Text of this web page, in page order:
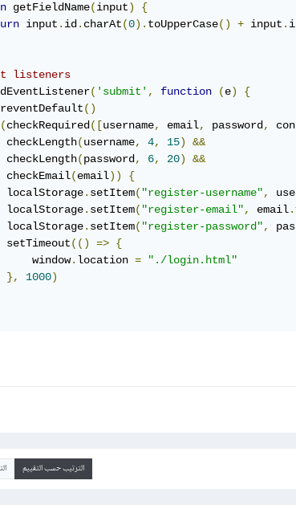
getFieldName(input)
{
input . id . charAt(0). toUpperCase() + input .
listeners
( 'submit' , function (e)
{
()
(checkRequired ([username, email, password ,
checkLength
(username, 4, 15)
&&
checkLength
(password , 6, 20)
&&
checkEmail
(email))
{
localStorage
. setItem( "register-username",
localStorage
. setItem( "register-email", email.
localStorage
. setItem( "register-password",
setTimeout
(() => {
window
. location =
"./login.html"
},
1000)
الترتيب حسب التقييم